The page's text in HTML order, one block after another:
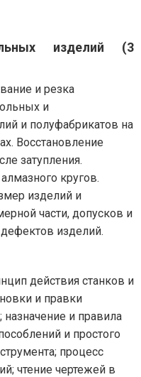
изделий (3
и резка
и
и полуфабрикатов на
Восстановление
затупления.
кругов.
изделий и
части, допусков и
изделий.
действия станков и
и правки
и правила
и простого
процесс
чтение чертежей в